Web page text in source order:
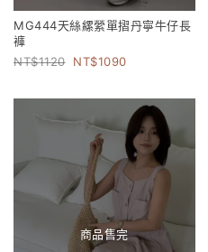
MG444天絲縲縈單摺丹寧牛仔長
褲
1120
1090
商品售完